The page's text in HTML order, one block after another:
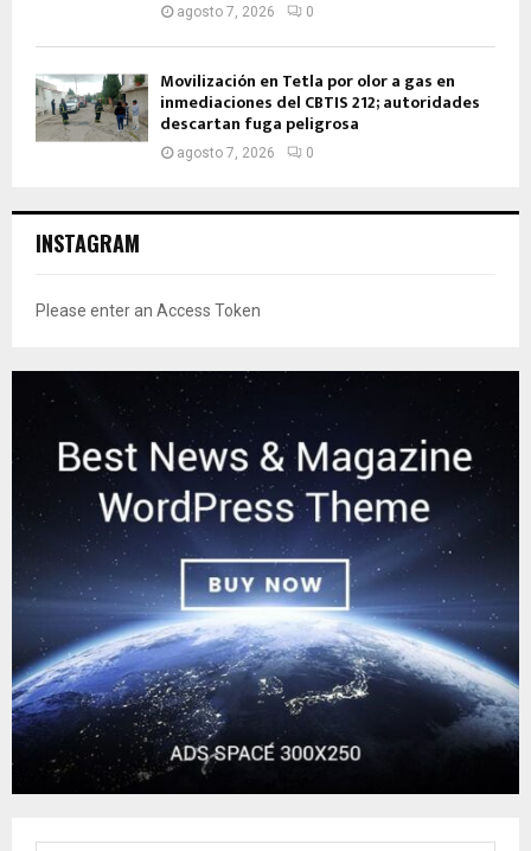
agosto 7, 2026 0
Movilización en Tetla por olor a gas en
inmediaciones del CBTIS 212; autoridades
descartan fuga peligrosa
agosto 7, 2026 0
INSTAGRAM
Please enter an Access Token